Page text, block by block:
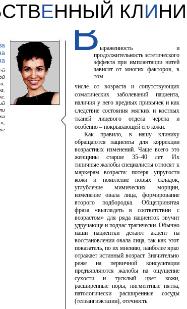
ЕННЫЙ КЛИ
В ыраженность и
продолжительность эстетического
эффекта при имплантации нитей
зависит от многих факторов, в
том
числе от возраста и сопутствующих
соматических заболеваний пациента,
наличия у него вредных привычек и как
следствие состояния мягких и костных
тканей лицевого отдела черепа и
особенно – покрывающей его кожи.
Как правило, в нашу клинику
обращаются пациенты для коррекции
возрастных изменений. Чаще всего это
женщины старше 35–40 лет. Их
типичные жалобы специалисты относят к
маркерам возраста: потеря упругости
кожи и появление новых складок,
углубление мимических морщин,
изменение овала лица, формирование
второго подбородка. Общепринятая
фраза «выглядеть в соответствии с
возрастом» для ряда пациенток звучит
удручающе и подчас трагически. Обычно
наши пациентки делают акцент на
восстановлении овала лица, так как этот
показатель, по их мнению, наиболее ярко
отражает истинный возраст. Значительно
реже на первичной консультации
предъявляются жалобы на ощущение
сухости и тусклый цвет кожи,
расширенные поры, пигментные пятна,
патологически расширенные сосуды
(телеангиэктазии), отечность.